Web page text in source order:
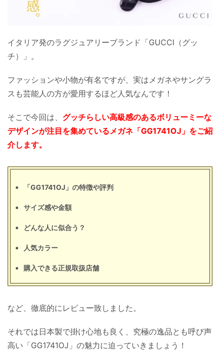
イタリア発のラグジュアリーブランド「GUCCI（グッ
チ）」。
ファッションや小物が有名ですが、実はメガネやサングラ
スも芸能人の方が愛用するほど人気なんです！
そこで今回は、 グッチらしい高級感のあるボリューミーな
デザインが注目を集めているメガネ「GG1741OJ」をご紹
介します。
「GG1741OJ」の特徴や評判
サイズ感や金額
どんな人に似合う？
人気カラー
購入できる正規取扱店舗
など、徹底的にレビュー致しました。
それでは日本製で掛け心地も良く、究極の逸品とも呼び声
高い「GG1741OJ」の魅力に迫っていきましょう！